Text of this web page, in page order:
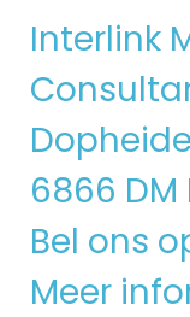
Interlink
6866
Bel ons
Meer